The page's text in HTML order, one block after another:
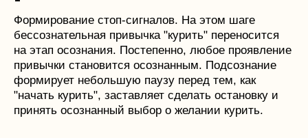
Формирование стоп-сигналов. На этом шаге
бессознательная привычка "курить" переносится
на этап осознания. Постепенно, любое проявление
привычки становится осознанным. Подсознание
формирует небольшую паузу перед тем, как
"начать курить", заставляет сделать остановку и
принять осознанный выбор о желании курить.